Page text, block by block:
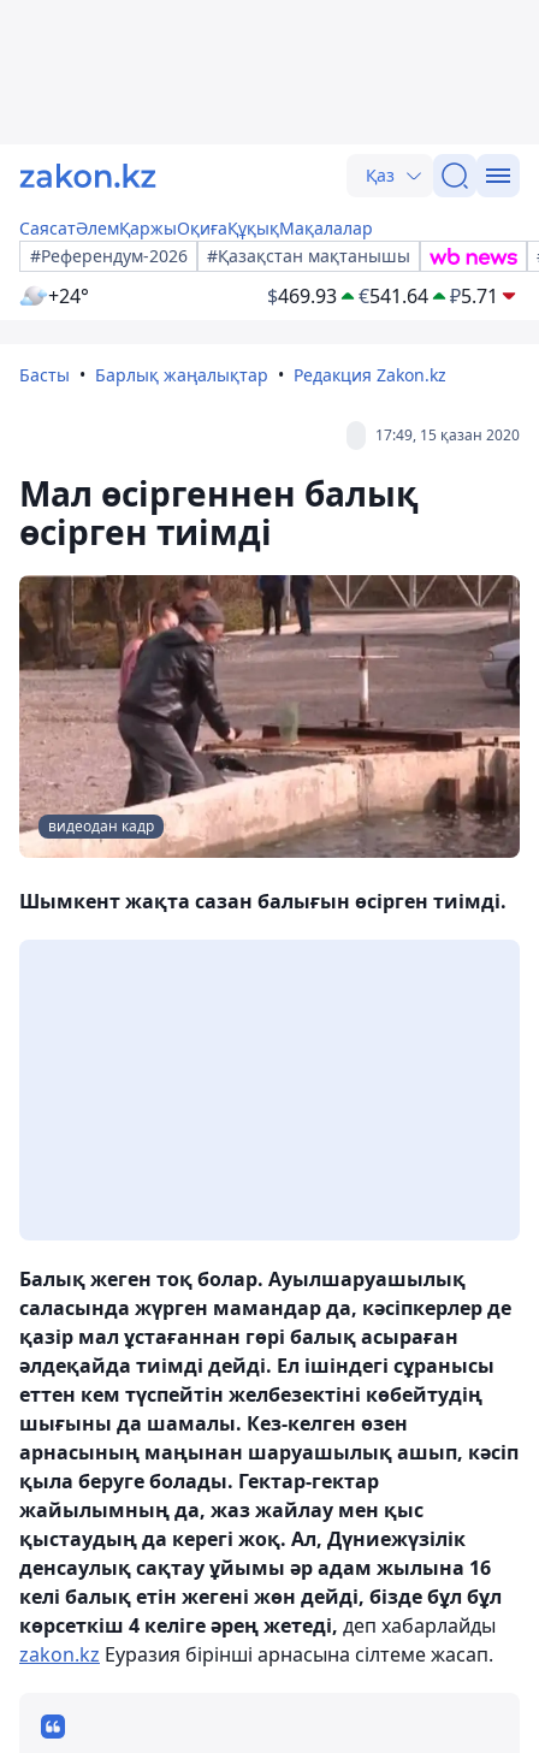
Қаз
СаясатӘлемҚаржыОқиғаҚұқықМақалалар
#Референдум-2026
#Қазақстан мақтанышы
+24° $469.93 €541.64 ₽5.71
Басты Барлық жаңалықтар Редакция Zakon.kz
17:49, 15 қазан 2020
Мал өсіргеннен балық
өсірген тиімді
видеодан кадр
Шымкент жақта сазан балығын өсірген тиімді.
Балық жеген тоқ болар. Ауылшаруашылық
саласында жүрген мамандар да, кәсіпкерлер де
қазір мал ұстағаннан гөрі балық асыраған
әлдеқайда тиімді дейді. Ел ішіндегі сұранысы
еттен кем түспейтін желбезектіні көбейтудің
шығыны да шамалы. Кез-келген өзен
арнасының маңынан шаруашылық ашып, кәсіп
қыла беруге болады. Гектар-гектар
жайылымның да, жаз жайлау мен қыс
қыстаудың да керегі жоқ. Ал, Дүниежүзілік
денсаулық сақтау ұйымы әр адам жылына 16
келі балық етін жегені жөн дейді, бізде бұл бұл
көрсеткіш 4 келіге әрең жетеді, деп хабарлайды
zakon.kz Еуразия бірінші арнасына сілтеме жасап.